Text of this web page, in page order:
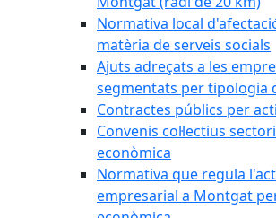
Normativa local
matèria de serveis socials
Ajuts adreçats a les
segmentats per tipologia
Contractes públics per
Convenis col·lectius
econòmica
Normativa que regula
empresarial a Montgat